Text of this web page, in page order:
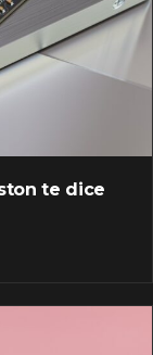
te dice